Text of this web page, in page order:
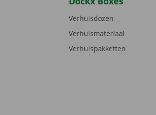
Verhuisdozen
Verhuismateriaal
Verhuispakketten